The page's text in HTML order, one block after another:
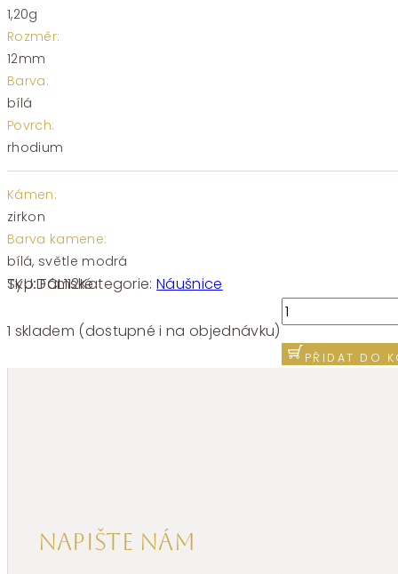
1,20g
Rozměr:
12mm
Barva:
bílá
Povrch:
rhodium
Kámen:
zirkon
Barva kamene:
bílá, světle modrá
SKU:FCL112Kategorie:Náušnice
Typ:Dámské
1 skladem (dostupné i na objednávku)
Stříbrné
náušnice
Brosway
Fancy
PŘIDAT DO
Napište nám